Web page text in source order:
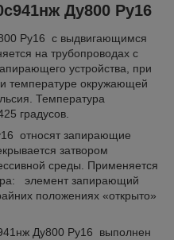
Ду800 Ру16
Ру16 с выдвигающимся
на трубопроводах с
устройства, при
температуре окружающей
Температура
градусов.
относят запирающие
затвором
среды. Применяется
элемент запирающий
положениях «открыто»
Ду800 Ру16 выполнен